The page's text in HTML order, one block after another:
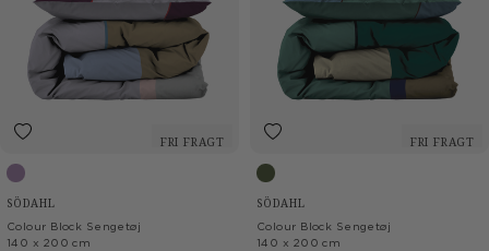
FRI FRAGT
Lavender
SÖDAHL
Colour Block Sengetøj
140 x 200 cm
FRI FRAGT
Sea Green
SÖDAHL
Colour Block Sengetøj
140 x 200 cm